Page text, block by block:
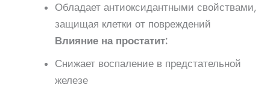
Обладает антиоксидантными свойствами,
защищая клетки от повреждений
Влияние на простатит:
Снижает воспаление в предстательной
железе